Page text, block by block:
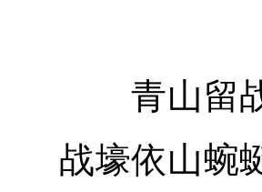
青山留战
战壕依山蜿